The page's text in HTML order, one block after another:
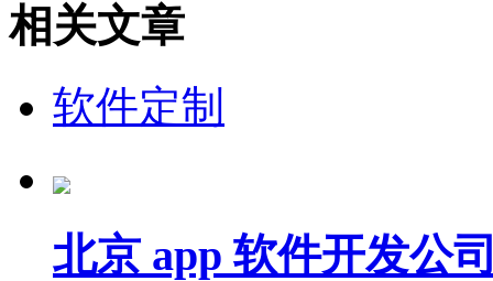
相关文章
软件定制
北京 app 软件开发公